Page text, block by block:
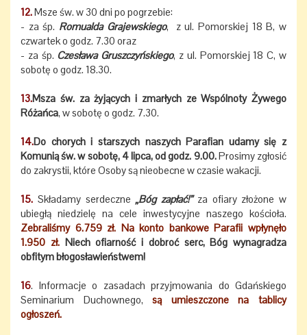
12.Msze św. w 30 dni po pogrzebie:
- za śp. Romualda Grajewskiego, z ul. Pomorskiej 18 B, w
czwartek o godz. 7.30 oraz
- za śp. Czesława Gruszczyńskiego, z ul. Pomorskiej 18 C, w
sobotę o godz. 18.30.
13.Msza św. za żyjących i zmarłych ze Wspólnoty Żywego
Różańca, w sobotę o godz. 7.30.
14.Do chorych i starszych naszych Parafian udamy się z
Komunią św. w sobotę, 4 lipca, od godz. 9.00.Prosimy zgłosić
do zakrystii, które Osoby są nieobecne w czasie wakacji.
15. Składamy serdeczne „Bóg zapłać!”za ofiary złożone w
ubiegłą niedzielę na cele inwestycyjne naszego kościoła.
Zebraliśmy 6.759 zł. Na konto bankowe Parafii wpłynęło
1.950 zł. Niech ofiarność i dobroć serc, Bóg wynagradza
obfitym błogosławieństwem!
16. Informacje o zasadach przyjmowania do Gdańskiego
Seminarium Duchownego,są umieszczone na tablicy
ogłoszeń.